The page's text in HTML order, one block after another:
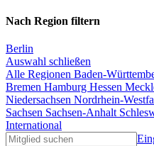
Nach Region filtern
Berlin
Auswahl schließen
Alle Regionen Baden-
Bremen Hamburg Hessen
Niedersachsen Nordrhein-
Sachsen Sachsen-Anhalt
International